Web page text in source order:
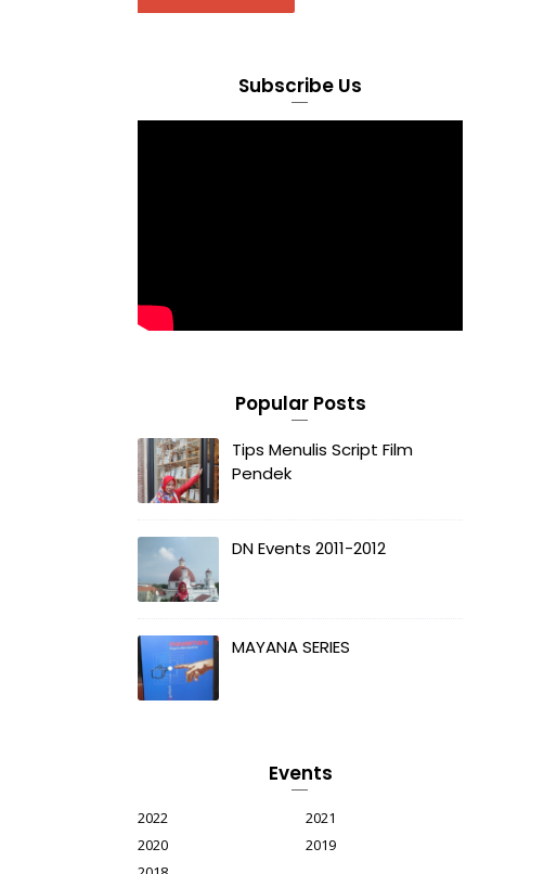
Subscribe Us
Popular Posts
Tips Menulis Script Film
Pendek
DN Events 2011-2012
MAYANA SERIES
Events
2022
2021
2020
2019